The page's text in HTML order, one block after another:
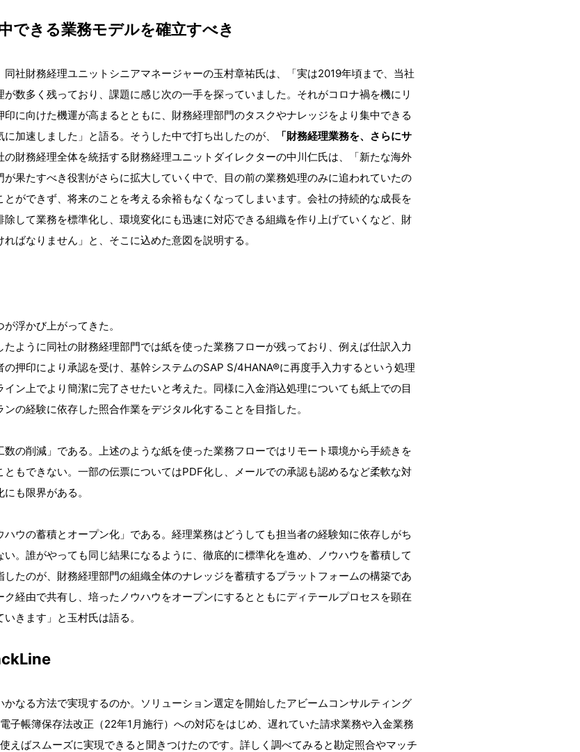
できる業務モデルを確立すべき
社財務経理ユニットシニアマネージャーの玉村章祐氏は、「実は2019年頃まで、当社
数多く残っており、課題に感じ次の一手を探っていました。それがコロナ禍を機にリ
に向けた機運が高まるとともに、財務経理部門のタスクやナレッジをより集中できる
加速しました」と語る。そうした中で打ち出したのが、
「財務経理業務を、さらにサ
の財務経理全体を統括する財務経理ユニットダイレクターの中川仁氏は、「新たな海外
果たすべき役割がさらに拡大していく中で、目の前の業務処理のみに追われていたの
ができず、将来のことを考える余裕もなくなってしまいます。会社の持続的な成長を
して業務を標準化し、環境変化にも迅速に対応できる組織を作り上げていくなど、財
ばなりません」と、そこに込めた意図を説明する。
浮かび上がってきた。
ように同社の財務経理部門では紙を使った業務フローが残っており、例えば仕訳入力
押印により承認を受け、基幹システムのSAP S/4HANA®に再度手入力するという処理
ン上でより簡潔に完了させたいと考えた。同様に入金消込処理についても紙上での目
の経験に依存した照合作業をデジタル化することを目指した。
の削減」である。上述のような紙を使った業務フローではリモート環境から手続きを
もできない。一部の伝票についてはPDF化し、メールでの承認も認めるなど柔軟な対
も限界がある。
ウの蓄積とオープン化」である。経理業務はどうしても担当者の経験知に依存しがち
。誰がやっても同じ結果になるように、徹底的に標準化を進め、ノウハウを蓄積して
たのが、財務経理部門の組織全体のナレッジを蓄積するプラットフォームの構築であ
経由で共有し、培ったノウハウをオープンにするとともにディテールプロセスを顕在
きます」と玉村氏は語る。
なる方法で実現するのか。ソリューション選定を開始したアビームコンサルティング
子帳簿保存法改正（22年1月施行）への対応をはじめ、遅れていた請求業務や入金業務
えばスムーズに実現できると聞きつけたのです。詳しく調べてみると勘定照合やマッチ